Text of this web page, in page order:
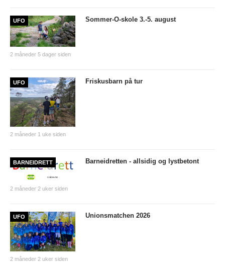
UFO
2 måneder 5 dager siden
Sommer-O-skole 3.-5. august
UFO
2 måneder 1 uke siden
Friskusbarn på tur
BARNEIDRETT
2 måneder 2 uker siden
Barneidretten - allsidig og lystbetont
UFO
2 måneder 2 uker siden
Unionsmatchen 2026